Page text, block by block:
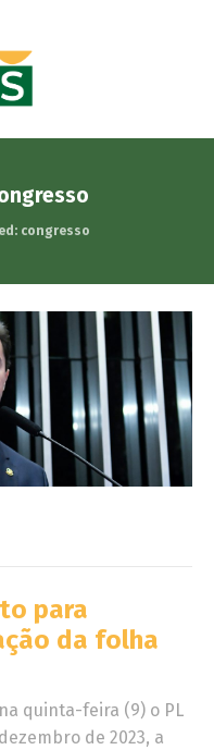
congresso
para
da folha
quinta-feira (9) o PL
de 2023, a